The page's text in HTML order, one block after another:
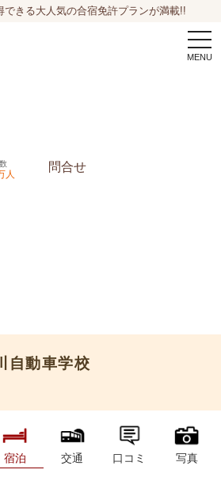
できる大人気の合宿免許プランが満載!!
人
問合せ
自動車学校
宿泊 交通 口コミ 写真